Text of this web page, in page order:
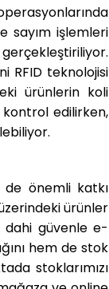
sayım işlemleri
RFID teknolojisi
ürünlerin koli
kontrol edilirken,
de önemli katkı
ürünler
dahi güvenle e-
hem de stok
stoklarımızı